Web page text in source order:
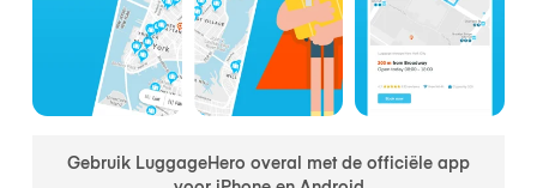
Gebruik LuggageHero overal met de officiële app